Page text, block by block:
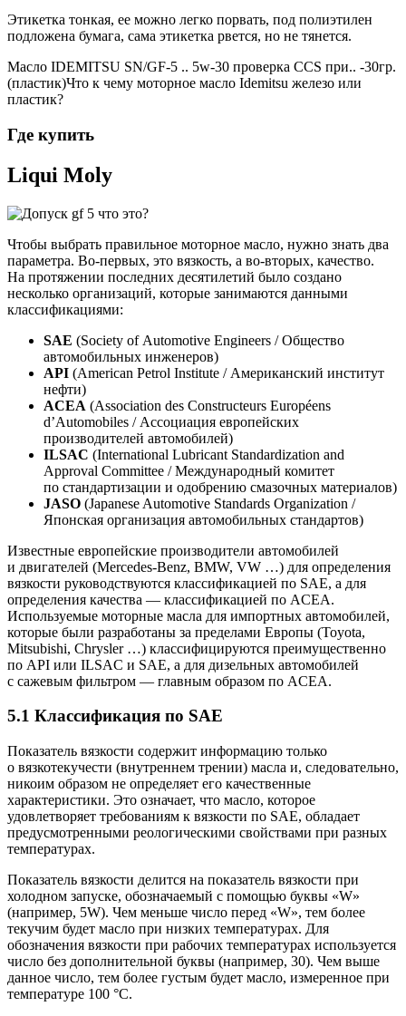
Этикетка тонкая, ее можно легко порвать, под полиэтилен
подложена бумага, сама этикетка рвется, но не тянется.
Масло IDEMITSU SN/GF-5 .. 5w-30 проверка CCS при.. -30гр.
(пластик)Что к чему моторное масло Idemitsu железо или
пластик?
Где купить
Liqui Moly
Чтобы выбрать правильное моторное масло, нужно знать два
параметра. Во-первых, это вязкость, а во-вторых, качество.
На протяжении последних десятилетий было создано
несколько организаций, которые занимаются данными
классификациями:
SAE (Society of Automotive Engineers / Общество
автомобильных инженеров)
API (American Petrol Institute / Американский институт
нефти)
ACEA (Association des Constructeurs Européens
d’Automobiles / Ассоциация европейских
производителей автомобилей)
ILSAC (International Lubricant Standardization and
Approval Committee / Международный комитет
по стандартизации и одобрению смазочных материалов)
JASO (Japanese Automotive Standards Organization /
Японская организация автомобильных стандартов)
Известные европейские производители автомобилей
и двигателей (Mercedes-Benz, BMW, VW …) для определения
вязкости руководствуются классификацией по SAE, а для
определения качества — классификацией по ACEA.
Используемые моторные масла для импортных автомобилей,
которые были разработаны за пределами Европы (Toyota,
Mitsubishi, Chrysler …) классифицируются преимущественно
по API или ILSAC и SAE, а для дизельных автомобилей
с сажевым фильтром — главным образом по ACEA.
5.1 Классификация по SAE
Показатель вязкости содержит информацию только
о вязкотекучести (внутреннем трении) масла и, следовательно,
никоим образом не определяет его качественные
характеристики. Это означает, что масло, которое
удовлетворяет требованиям к вязкости по SAE, обладает
предусмотренными реологическими свойствами при разных
температурах.
Показатель вязкости делится на показатель вязкости при
холодном запуске, обозначаемый с помощью буквы «W»
(например, 5W). Чем меньше число перед «W», тем более
текучим будет масло при низких температурах. Для
обозначения вязкости при рабочих температурах используется
число без дополнительной буквы (например, 30). Чем выше
данное число, тем более густым будет масло, измеренное при
температуре 100 °C.